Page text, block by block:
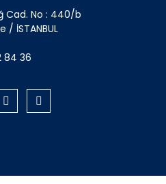
Cad. No : 440/b
/ İSTANBUL
84 36